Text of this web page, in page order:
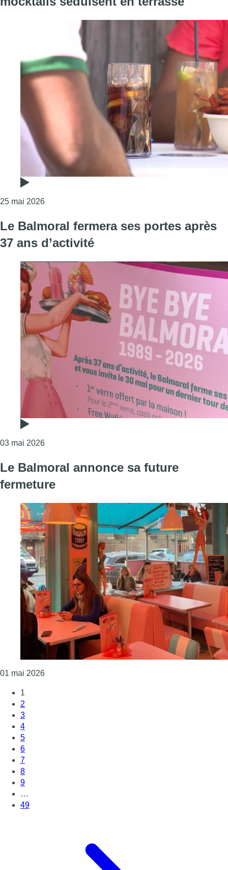
25 mai 2026Consulter l'article "Sans alcool mais pas sans
Le Balmoral fermera ses portes après
37 ans d’activité
03 mai 2026Consulter l'article "Le Balmoral fermera ses portes
Le Balmoral annonce sa future
fermeture
01 mai 2026Consulter l'article "Le Balmoral annonce sa future
1
2
3
4
5
6
7
8
9
…
49